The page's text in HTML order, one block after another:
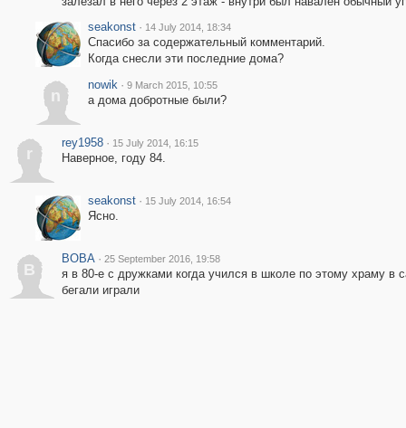
seakonst · 14 July 2014, 18:34
Спасибо за содержательный комментарий.
Когда снесли эти последние дома?
n
nowik · 9 March 2015, 10:55
а дома добротные были?
r
rey1958 · 15 July 2014, 16:15
Наверное, году 84.
seakonst · 15 July 2014, 16:54
Ясно.
B
BOBA · 25 September 2016, 19:58
я в 80-е с дружками когда учился в школе по этому храму в
бегали играли